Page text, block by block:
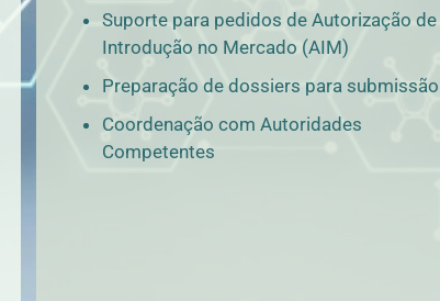
Suporte para pedidos de Autorização de
Introdução no Mercado (AIM)
Preparação de dossiers para submissão
Coordenação com Autoridades
Competentes